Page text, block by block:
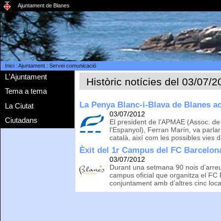
Ajuntament de Blanes
Inici: Ajuntament: Servei comunicació
L'Ajuntament
Tema a tema
La Ciutat
Ciutadans
Històric notícies del 03/07/
La Penya Blanc-i-Blava de Blanes
03/07/2012
El president de l’APMAE (Assoc.
l’Espanyol), Ferran Marín, va
català, així com les possibles vies
Èxit del 1r Campus del FC
03/07/2012
Durant una setmana 90 nois
campus oficial que organitza el FC
conjuntament amb d’altres cinc